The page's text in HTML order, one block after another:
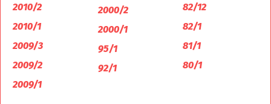
2010/2
2010/1
2009/3
2009/2
2009/1
2000/2
2000/1
95/1
92/1
82/12
82/1
81/1
80/1